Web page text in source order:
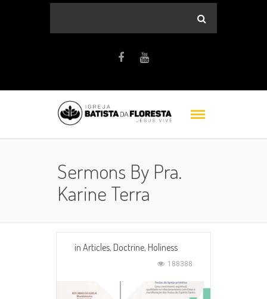
Sermons By Pra.
Karine Terra
in Articles, Doctrine, Holiness
188388